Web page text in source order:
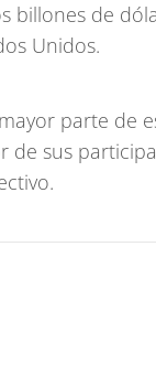
billones de
Unidos.
parte de
de sus